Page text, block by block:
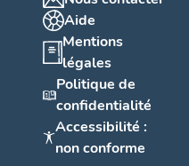
Aide
Mentions
légales
Politique de
confidentialité
Accessibilité :
non conforme